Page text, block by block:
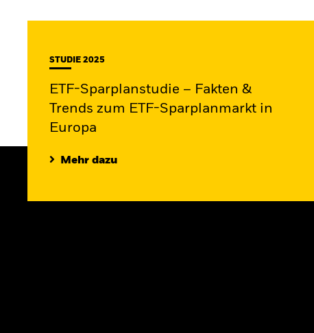
STUDIE 2025
ETF-Sparplanstudie – Fakten &
Trends zum ETF-Sparplanmarkt in
Europa
Mehr dazu